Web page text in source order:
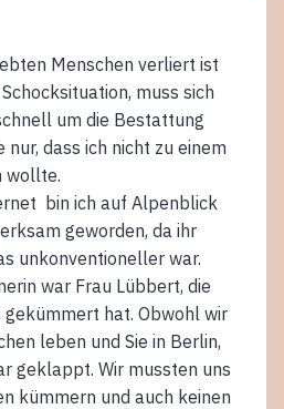
Menschen verliert ist
muss sich
um die Bestattung
dass ich nicht zu einem
wollte.
bin ich auf Alpenblick
geworden, da ihr
unkonventioneller war.
war Frau Lübbert, die
gekümmert hat. Obwohl wir
leben und Sie in Berlin,
geklappt. Wir mussten uns
kümmern und auch keinen